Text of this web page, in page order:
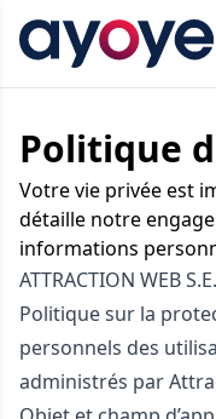
Politique
Votre vie privée est
détaille notre
informations
ATTRACTION WEB
Politique sur la
personnels des
administrés par